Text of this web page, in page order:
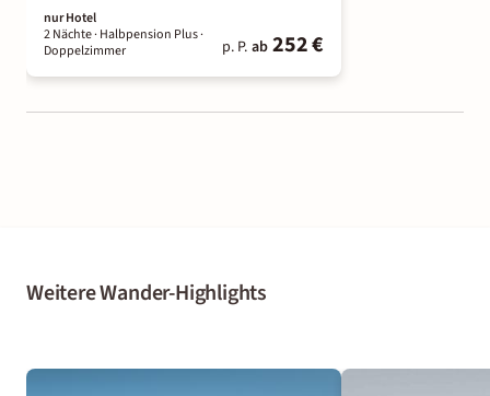
nur Hotel
2 Nächte· Halbpension Plus·
Doppelzimmer
p. P. ab 252 €
Weitere Wander-Highlights